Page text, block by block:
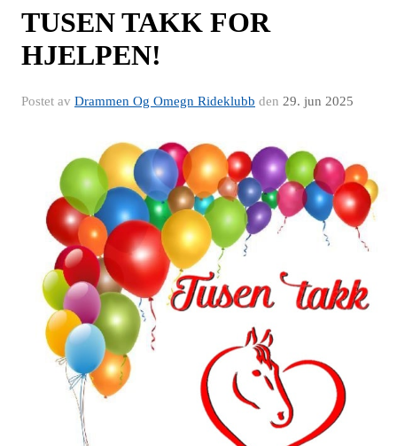
TUSEN TAKK FOR
HJELPEN!
Postet av Drammen Og Omegn Rideklubb den 29. jun 2025